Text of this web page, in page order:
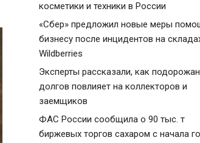
косметики и техники в России
«Сбер» предложил новые меры
бизнесу после инцидентов на
Wildberries
Эксперты рассказали, как
долгов повлияет на коллекторов и
заемщиков
ФАС России сообщила о 90 тыс. т
биржевых торгов сахаром с начала